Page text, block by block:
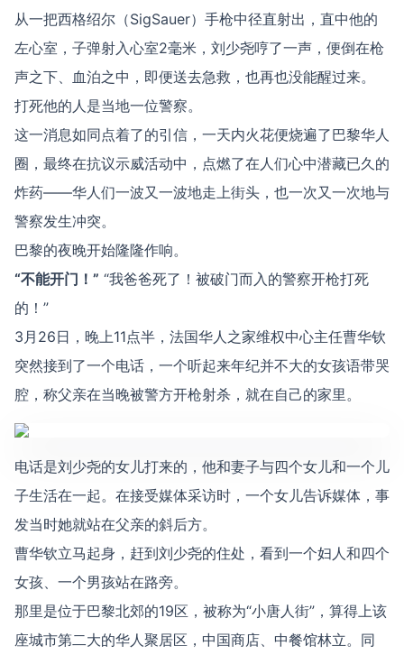
从一把西格绍尔（SigSauer）手枪中径直射出，直中他的
左心室，子弹射入心室2毫米，刘少尧哼了一声，便倒在枪
声之下、血泊之中，即便送去急救，也再也没能醒过来。
打死他的人是当地一位警察。
这一消息如同点着了的引信，一天内火花便烧遍了巴黎华人
圈，最终在抗议示威活动中，点燃了在人们心中潜藏已久的
炸药——华人们一波又一波地走上街头，也一次又一次地与
警察发生冲突。
巴黎的夜晚开始隆隆作响。
“不能开门！” “我爸爸死了！被破门而入的警察开枪打死
的！”
3月26日，晚上11点半，法国华人之家维权中心主任曹华钦
突然接到了一个电话，一个听起来年纪并不大的女孩语带哭
腔，称父亲在当晚被警方开枪射杀，就在自己的家里。
电话是刘少尧的女儿打来的，他和妻子与四个女儿和一个儿
子生活在一起。在接受媒体采访时，一个女儿告诉媒体，事
发当时她就站在父亲的斜后方。
曹华钦立马起身，赶到刘少尧的住处，看到一个妇人和四个
女孩、一个男孩站在路旁。
那里是位于巴黎北郊的19区，被称为“小唐人街”，算得上该
座城市第二大的华人聚居区，中国商店、中餐馆林立。同